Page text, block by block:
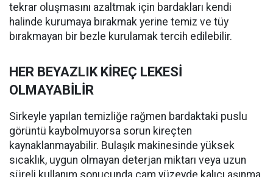
tekrar oluşmasını azaltmak için bardakları kendi
halinde kurumaya bırakmak yerine temiz ve tüy
bırakmayan bir bezle kurulamak tercih edilebilir.
HER BEYAZLIK KİREÇ LEKESİ
OLMAYABİLİR
Sirkeyle yapılan temizliğe rağmen bardaktaki puslu
görüntü kaybolmuyorsa sorun kireçten
kaynaklanmayabilir. Bulaşık makinesinde yüksek
sıcaklık, uygun olmayan deterjan miktarı veya uzun